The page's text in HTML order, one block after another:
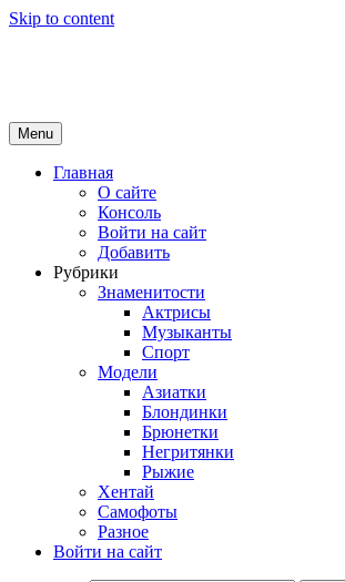
Skip to content
Menu
Главная
О сайте
Консоль
Войти на сайт
Добавить
Рубрики
Знаменитости
Актрисы
Музыканты
Спорт
Модели
Азиатки
Блондинки
Брюнетки
Негритянки
Рыжие
Хентай
Самофоты
Разное
Войти на сайт